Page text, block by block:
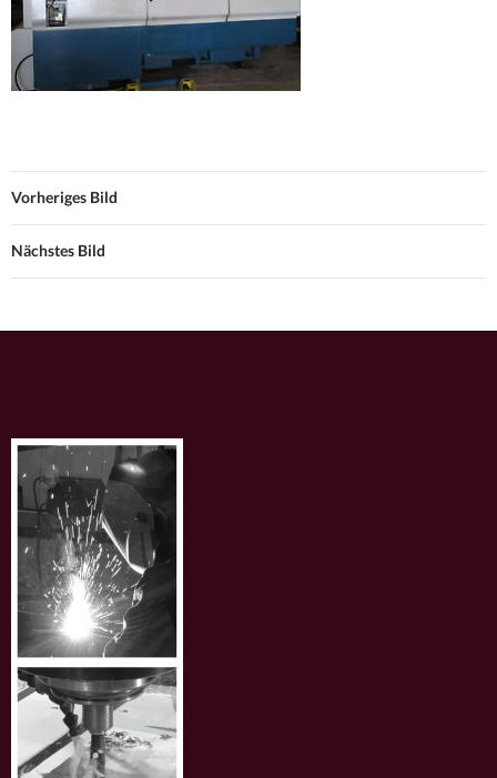
Vorheriges Bild
Nächstes Bild